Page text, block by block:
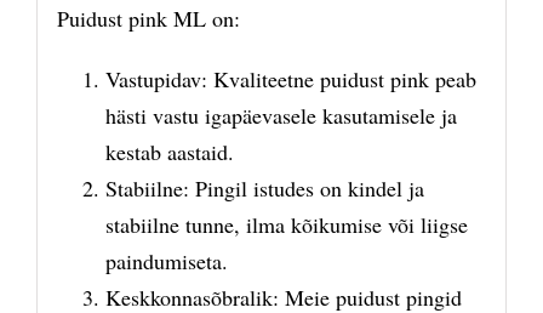
Puidust pink ML on:
Vastupidav: Kvaliteetne puidust pink peab
hästi vastu igapäevasele kasutamisele ja
kestab aastaid.
Stabiilne: Pingil istudes on kindel ja
stabiilne tunne, ilma kõikumise või liigse
paindumiseta.
Keskkonnasõbralik: Meie puidust pingid